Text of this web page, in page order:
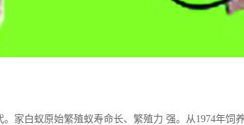
家白蚁原始繁殖蚁寿命长、繁殖力 强。从1974年饲